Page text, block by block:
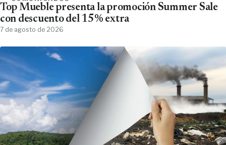
Top Mueble presenta la promoción Summer Sale
con descuento del 15% extra
7 de agosto de 2026